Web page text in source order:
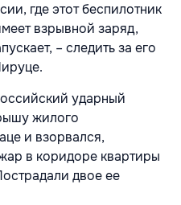
где этот беспилотник
взрывной заряд,
– следить за его
ударный
жилого
и взорвался,
в коридоре квартиры
двое ее